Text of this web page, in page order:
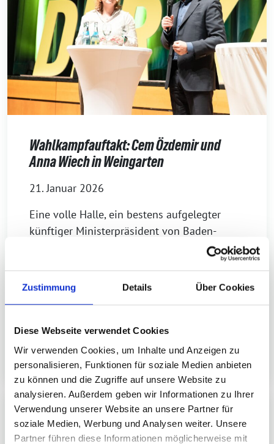
Zustimmung Details Über Cookies
Diese Webseite verwendet Cookies
Wir verwenden Cookies, um Inhalte und Anzeigen zu
personalisieren, Funktionen für soziale Medien anbieten
zu können und die Zugriffe auf unsere Website zu
analysieren. Außerdem geben wir Informationen zu Ihrer
Verwendung unserer Website an unsere Partner für
soziale Medien, Werbung und Analysen weiter. Unsere
Partner führen diese Informationen möglicherweise mit
Wahlkampfauftakt: Cem Özdemir und
Anna Wiech in Weingarten
21. Januar 2026
Eine volle Halle, ein bestens aufgelegter
künftiger Ministerpräsident von Baden-
Württemberg: Für Anna Wiech (Slogan: „eine
wie ich“) hätte der große Wahlkampfauftakt
am 17. Januar nicht besser laufen können.
Anna, die […]
WEITERLESEN